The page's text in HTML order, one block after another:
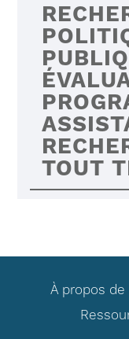
TOUT
À propos de